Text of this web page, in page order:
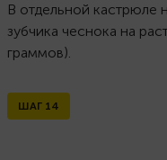
В отдельной кастрюле
зубчика чеснока на
граммов).
ШАГ 14